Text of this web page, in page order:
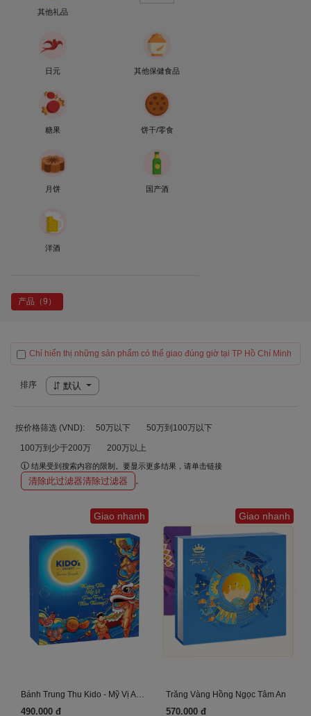
其他礼品
日元 其他保健食品
糖果 饼干/零食
月饼 国产酒
洋酒
产品（9）
Chỉ hiển thị những sản phẩm có thể giao đúng giờ tại TP Hồ Chí Minh
排序 默认
按价格筛选 (VND): 50万以下 50万到100万以下
100万到少于200万 200万以上
结果受到搜索内容的限制。要显示更多结果，请单击链接
清除此过滤器清除过滤器
Giao nhanh
Bánh Trung Thu Kido - Mỹ Vị An Khang
490.000 đ
Giao nhanh
Trăng Vàng Hồng Ngọc Tâm An
570.000 đ